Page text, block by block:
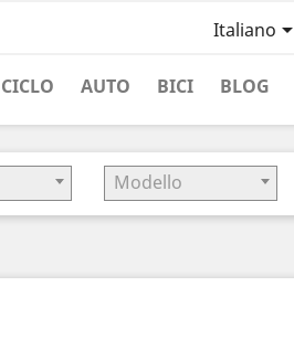
Italiano
CICLO AUTO BICI BLOG
Modello